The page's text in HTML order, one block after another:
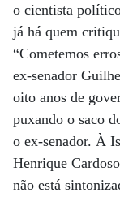
o cientista
já há quem
“Cometemos
ex-senador
oito anos de
puxando o saco
o ex-senador. À
Henrique
não está